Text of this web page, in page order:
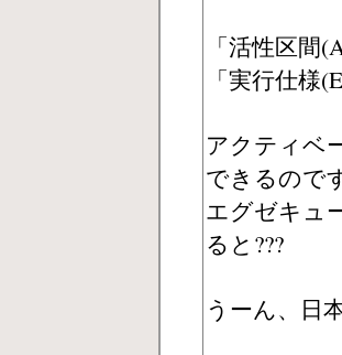
「活性区間
「実行仕様
アクティベ
できるので
エグゼキュ
ると???
うーん、日